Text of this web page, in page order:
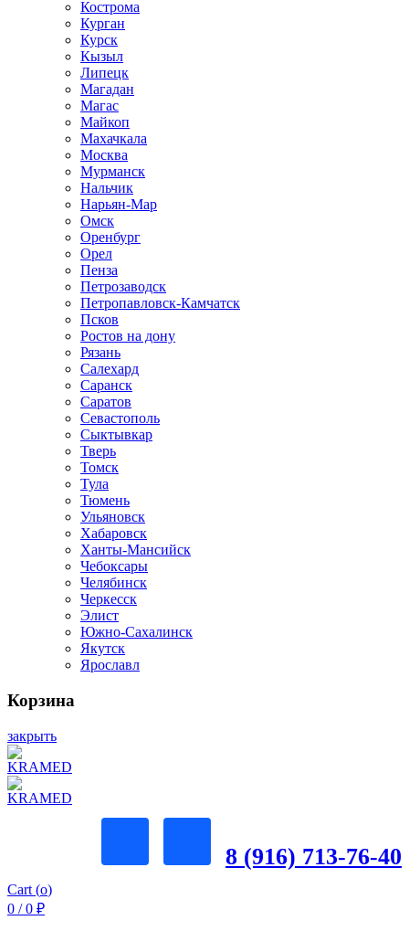
Кострома
Курган
Курск
Кызыл
Липецк
Магадан
Магас
Майкоп
Махачкала
Москва
Мурманск
Нальчик
Нарьян-Мар
Омск
Оренбург
Орел
Пенза
Петрозаводск
Петропавловск-Камчатск
Псков
Ростов на дону
Рязань
Салехард
Саранск
Саратов
Севастополь
Сыктывкар
Тверь
Томск
Тула
Тюмень
Ульяновск
Хабаровск
Ханты-Мансийск
Чебоксары
Челябинск
Черкесск
Элист
Южно-Сахалинск
Якутск
Ярославл
Корзина
закрыть
8 (916) 713-76-40
Cart (o)
0 / 0 ₽